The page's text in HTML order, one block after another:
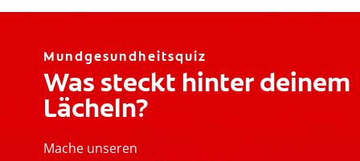
Mundgesundheitsquiz
Was steckt hinter deinem
Lächeln?
Mache unseren